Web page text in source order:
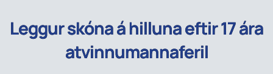
Leggur skóna á hilluna eftir 17 ára
atvinnumannaferil